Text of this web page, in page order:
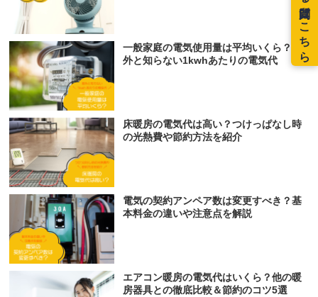
一般家庭の電気使用量は平均いくら？意
外と知らない1kwhあたりの電気代
床暖房の電気代は高い？つけっぱなし時
の光熱費や節約方法を紹介
電気の契約アンペア数は変更すべき？基
本料金の違いや注意点を解説
エアコン暖房の電気代はいくら？他の暖
房器具との徹底比較＆節約のコツ5選